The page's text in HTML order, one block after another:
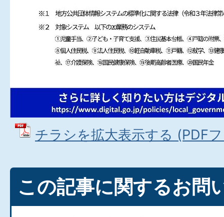
チラシを拡大表示する (PDF
この記事に関するお問